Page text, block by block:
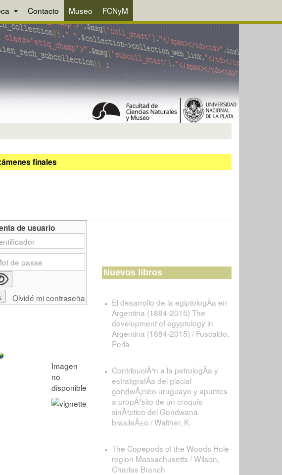
Contacto Museo FCNyM
finales
de usuario
Olvidé mi contraseña
Nuevos libros
El desarrollo de la egiptologÃ­a en
Argentina (1884-2015) The
development of egyptology in
Argentina (1884-2015) / Fuscaldo,
Perla
ContribuciÃ³n a la petrologÃ­a y
estratigrafÃ­a del glacial
gondwÃ¡nico uruguayo y apuntes
a propÃ³sito de un croquis
sinÃ³ptico del Gondwana
brasileÃ±o / Walther, K.
The Copepods of the Woods Hole
region Massachusetts / Wilson,
Charles Branch